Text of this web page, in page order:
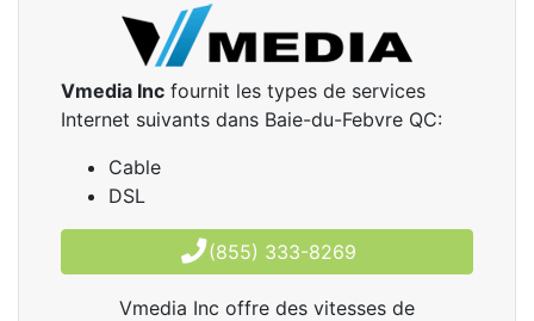
Vmedia Inc fournit les types de services
Internet suivants dans Baie-du-Febvre QC:
Cable
DSL
(855) 333-8269
Vmedia Inc offre des vitesses de